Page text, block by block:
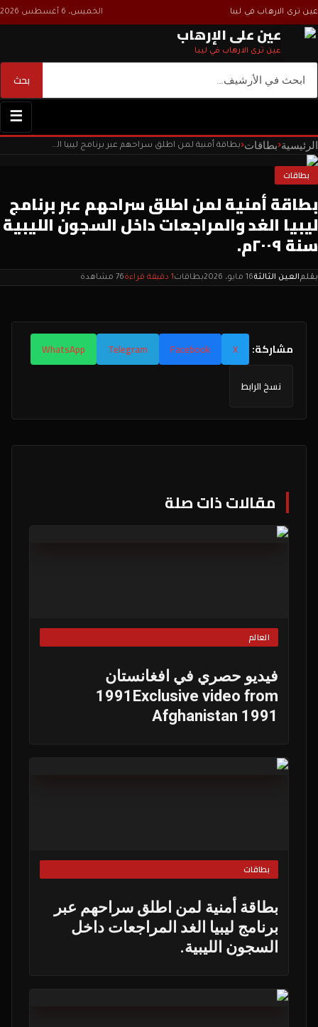
عين ترى الارهاب في ليبا الخميس، 6 أغسطس 2026
عين على الإرهاب
عين ترى الارهاب في ليبا
بحث
☰
الرئيسية‹بطاقات‹ بطاقة أمنية لمن اطلق سراحهم عبر برنامج ليبيا الغد والمراجعات داخل السجون الليبية سنة ٢٠٠٩م.
بطاقات
بطاقة أمنية لمن اطلق سراحهم عبر برنامج
ليبيا الغد والمراجعات داخل السجون الليبية
سنة ٢٠٠٩م.
بقلمالعين الثالثة16 مايو، 2026 بطاقات1 دقيقة قراءة 76 مشاهدة
مشاركة: X
Facebook
Telegram
WhatsApp
نسخ الرابط
مقالات ذات صلة
العالم
فيديو حصري في افغانستان
1991Exclusive video from
Afghanistan 1991
بطاقات
بطاقة أمنية لمن اطلق سراحهم عبر
برنامج ليبيا الغد المراجعات داخل
السجون الليبية.